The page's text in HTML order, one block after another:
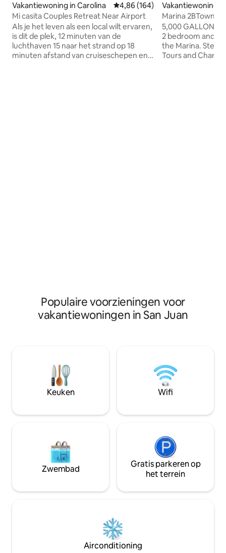
Vakantiewoning in Carolina Gemiddelde beoordeling van
4,86 (164)
Mi casita Couples Retreat Near Airport
Als je het leven als een local wilt ervaren,
is dit de plek, 12 minuten van de
luchthaven 15 naar het strand op 18
minuten afstand van cruiseschepen en
Vakantiewoning
Marina
van boottochten
5,000 GALLON
2 bedroom and 1
the Marina.
Tours and
Populaire voorzieningen voor
vakantiewoningen in San Juan
Keuken Wifi
Zwembad
Gratis parkeren op
het terrein
Airconditioning